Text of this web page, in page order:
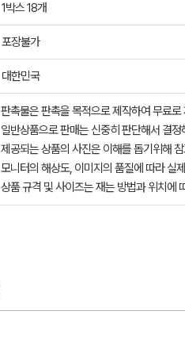
1박스 18개
포장불가
대한민국
판촉물은 판촉을 목적으로 제작하여 무료로
일반상품으로 판매는 신중히 판단해서 결정
제공되는 상품의 사진은 이해를 돕기위해
모니터의 해상도, 이미지의 품질에 따라 실
상품 규격 및 사이즈는 재는 방법과 위치에